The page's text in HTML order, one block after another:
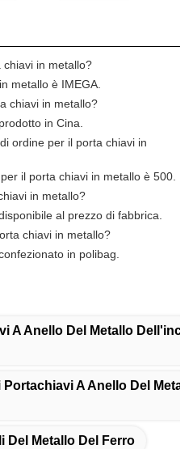
in metallo?
metallo è IMEGA.
chiavi in metallo?
in Cina.
ordine per il porta chiavi in
il porta chiavi in metallo è 500.
in metallo?
al prezzo di fabbrica.
chiavi in metallo?
in polibag.
A Anello Del Metallo
A Anello Del
Del Metallo Del Ferro